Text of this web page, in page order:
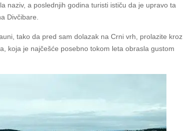
naziv, a poslednjih godina turisti ističu da je upravo ta
Divčibare.
tako da pred sam dolazak na Crni vrh, prolazite kroz
koja je najčešće posebno tokom leta obrasla gustom